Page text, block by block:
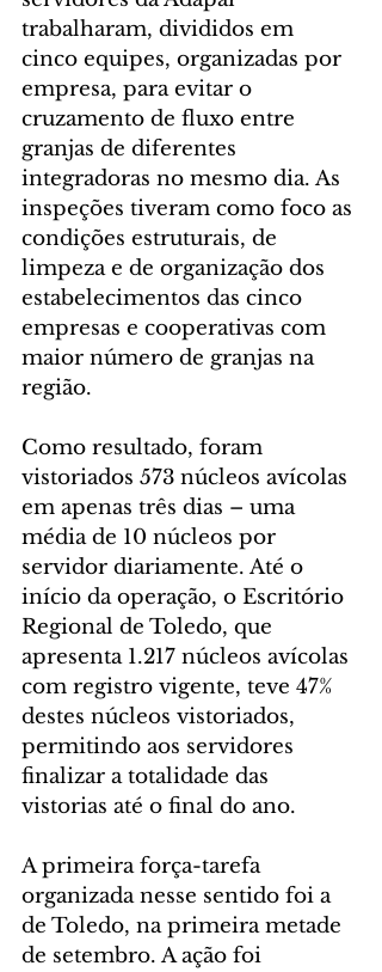
trabalharam, divididos em
cinco equipes, organizadas por
empresa, para evitar o
cruzamento de fluxo entre
granjas de diferentes
integradoras no mesmo dia. As
inspeções tiveram como foco as
condições estruturais, de
limpeza e de organização dos
estabelecimentos das cinco
empresas e cooperativas com
maior número de granjas na
região.
Como resultado, foram
vistoriados 573 núcleos avícolas
em apenas três dias – uma
média de 10 núcleos por
servidor diariamente. Até o
início da operação, o Escritório
Regional de Toledo, que
apresenta 1.217 núcleos avícolas
com registro vigente, teve 47%
destes núcleos vistoriados,
permitindo aos servidores
finalizar a totalidade das
vistorias até o final do ano.
A primeira força-tarefa
organizada nesse sentido foi a
de Toledo, na primeira metade
de setembro. A ação foi